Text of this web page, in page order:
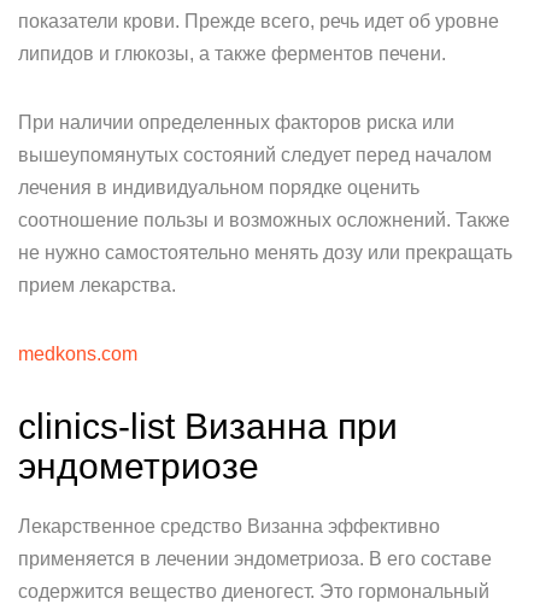
показатели крови. Прежде всего, речь идет об уровне
липидов и глюкозы, а также ферментов печени.
При наличии определенных факторов риска или
вышеупомянутых состояний следует перед началом
лечения в индивидуальном порядке оценить
соотношение пользы и возможных осложнений. Также
не нужно самостоятельно менять дозу или прекращать
прием лекарства.
medkons.com
clinics-list Визанна при
эндометриозе
Лекарственное средство Визанна эффективно
применяется в лечении эндометриоза. В его составе
содержится вещество диеногест. Это гормональный